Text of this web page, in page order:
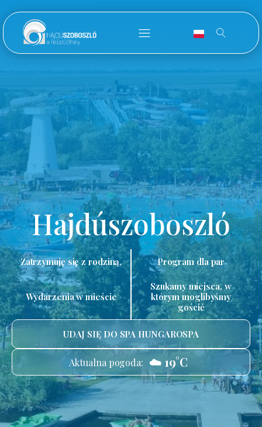
Hajdúszoboszló
Zatrzymuję się z rodziną. Program dla par
Wydarzenia w mieście
Szukamy miejsca, w
którym moglibyśmy
gościć
UDAJ SIĘ DO SPA HUNGAROSPA
Aktualna pogoda: ☁️ 19°C